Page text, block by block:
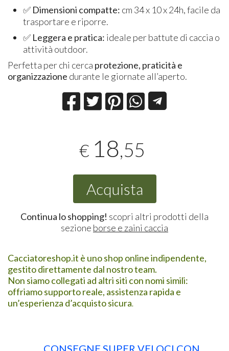
✅ Dimensioni compatte: cm 34 x 10 x 24h, facile da
trasportare e riporre.
✅ Leggera e pratica: ideale per battute di caccia o
attività outdoor.
Perfetta per chi cerca protezione, praticità e
organizzazione durante le giornate all’aperto.
€ 18,55
Acquista
Continua lo shopping! scopri altri prodotti della
sezione borse e zaini caccia
Cacciatoreshop.it è uno shop online indipendente,
gestito direttamente dal nostro team.
Non siamo collegati ad altri siti con nomi simili:
offriamo supporto reale, assistenza rapida e
un’esperienza d’acquisto sicura.
CONSEGNE SUPER VELOCI CON